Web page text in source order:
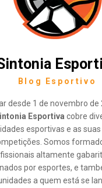
Blog Esportivo
desde 1 de novembro de
Esportiva cobre
esportivas e as
Somos
altamente
por esportes, e
a quem está se